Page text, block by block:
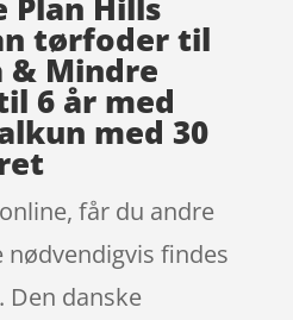
Plan Hills
tørfoder til
& Mindre
6 år med
med 30
får du andre
findes
Den danske